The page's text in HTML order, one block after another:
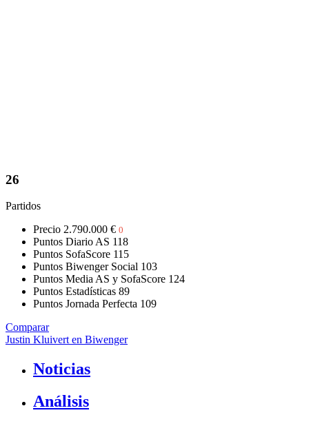
26
Partidos
Precio 2.790.000 € 0
Puntos Diario AS 118
Puntos SofaScore 115
Puntos Biwenger Social 103
Puntos Media AS y SofaScore 124
Puntos Estadísticas 89
Puntos Jornada Perfecta 109
Comparar
Justin Kluivert en Biwenger
Noticias
Análisis